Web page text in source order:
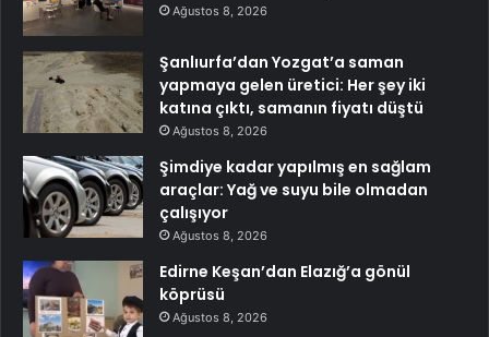
Ağustos 8, 2026
Şanlıurfa’dan Yozgat’a saman
yapmaya gelen üretici: Her şey iki
katına çıktı, samanın fiyatı düştü
Ağustos 8, 2026
Şimdiye kadar yapılmış en sağlam
araçlar: Yağ ve suyu bile olmadan
çalışıyor
Ağustos 8, 2026
Edirne Keşan’dan Elazığ’a gönül
köprüsü
Ağustos 8, 2026